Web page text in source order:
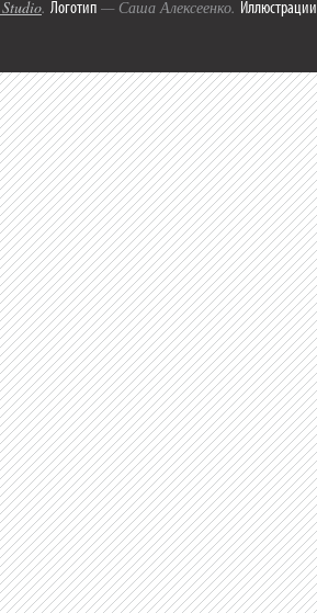
. Логотип — Саша Алексеенко. Иллюстрации